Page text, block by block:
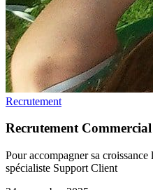
Recrutement
Recrutement
Pour accompagner sa
spécialiste Support Client